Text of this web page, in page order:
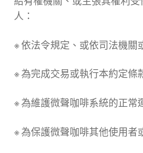
人：
※ 依法令規定、或依司法機關
※ 為完成交易或執行本約定條
※ 為維護微聲咖啡系統的正常
※ 為保護微聲咖啡其他使用者